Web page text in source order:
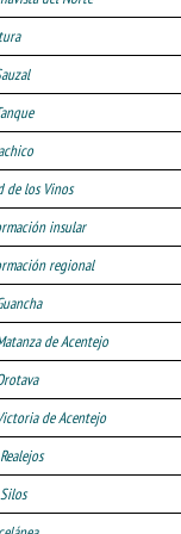
de los Vinos
insular
regional
de Acentejo
de Acentejo